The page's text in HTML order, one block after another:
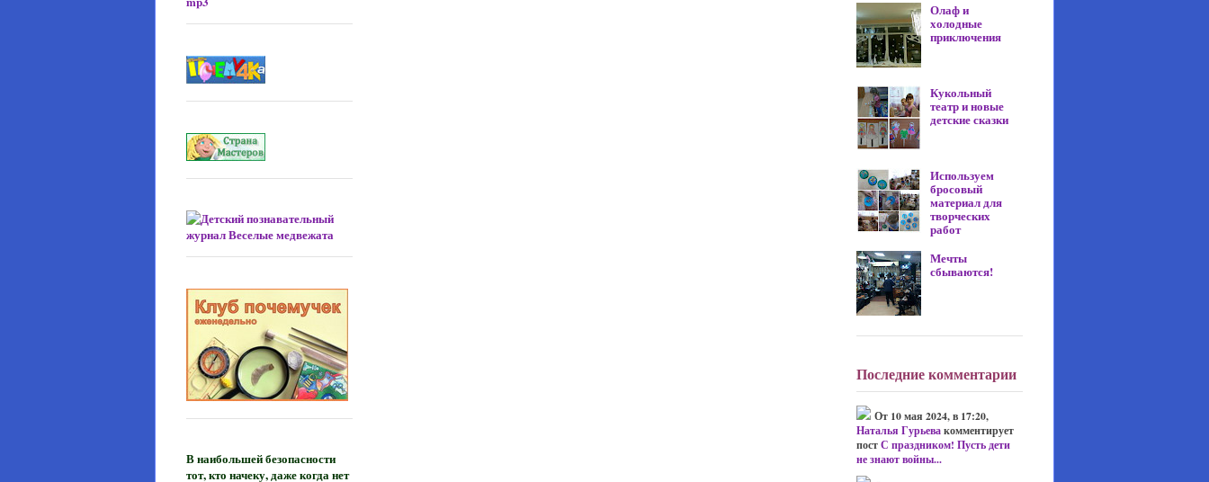
В наибольшей безопасности
тот, кто начеку, даже когда нет
Олаф и
холодные
приключения
Кукольный
театр и новые
детские сказки
Используем
бросовый
материал для
творческих
работ
Мечты
сбываются!
Последние комментарии
От 10 мая 2024, в 17:20,
Наталья Гурьевакомментирует
постС праздником! Пусть дети
не знают войны...